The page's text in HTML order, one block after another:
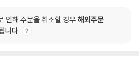
인해 주문을 취소할 경우 해외주문
니다.